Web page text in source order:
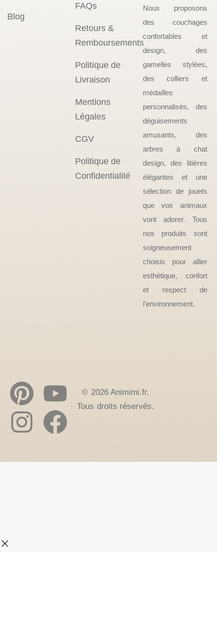
Blog
FAQs
Retours &
Remboursements
Politique de
Livraison
Mentions
Légales
CGV
Politique de
Confidentialité
Nous proposons
des couchages
confortables et
design, des
gamelles stylées,
des colliers et
médailles
personnalisés, des
déguisements
amusants, des
arbres à chat
design, des litières
élégantes et une
sélection de jouets
que vos animaux
vont adorer. Tous
nos produits sont
soigneusement
choisis pour allier
esthétique, confort
et respect de
l’environnement.
© 2026 Animimi.fr.
Tous droits réservés.